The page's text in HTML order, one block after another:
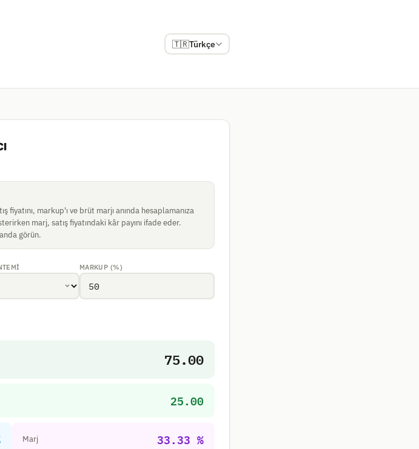
🇹🇷Türkçe
fiyatını, markup'ı ve brüt marjı anında hesaplamanıza
marj, satış fiyatındaki kâr payını ifade eder.
görün.
MARKUP (%)
75.00
25.00
Marj 33.33 %